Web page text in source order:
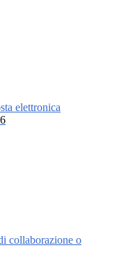
elettronica
6
collaborazione o